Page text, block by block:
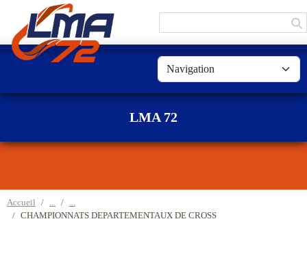
LMA 72
Accueil
CHAMPIONNATS DEPARTEMENTAUX DE CROSS
Panneau de gestion des cookies